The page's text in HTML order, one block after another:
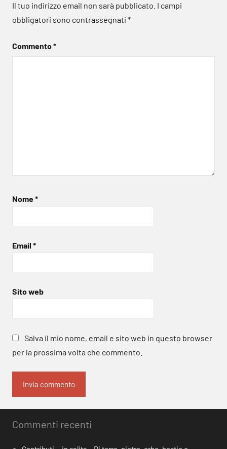
Il tuo indirizzo email non sarà pubblicato. I campi
obbligatori sono contrassegnati *
Commento*
Nome*
Email *
Sito web
Salva il mio nome, email e sito web in questo browser
per la prossima volta che commento.
Commenti recenti